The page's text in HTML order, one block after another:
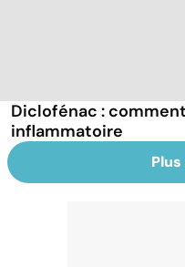
Diclofénac :
inflammatoire